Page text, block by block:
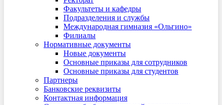
Факультеты и кафедры
Подразделения и службы
Международная гимназия «Ольгино»
Филиалы
Нормативные документы
Новые документы
Основные приказы для сотрудников
Основные приказы для студентов
Партнеры
Банковские реквизиты
Контактная информация